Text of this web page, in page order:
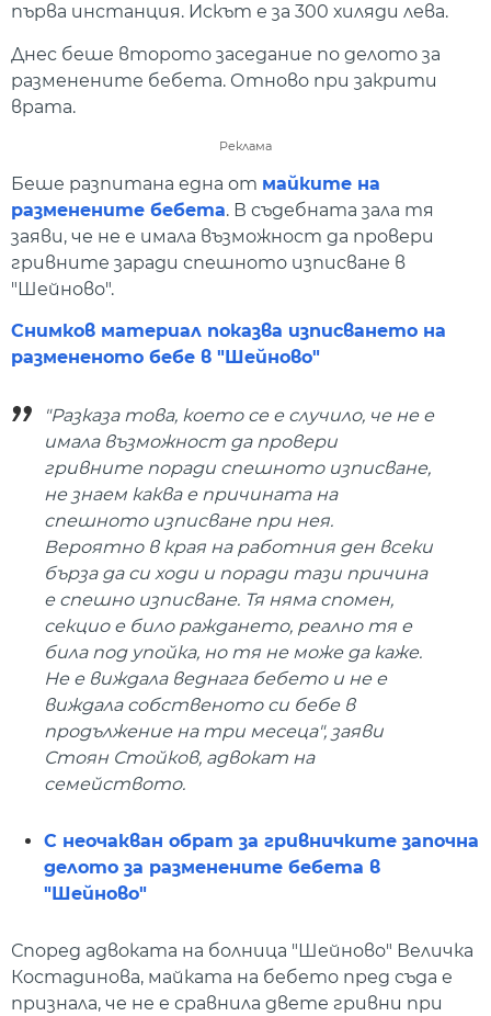
първа инстанция. Искът е за 300 хиляди лева.
Днес беше второто заседание по делото за
разменените бебета. Отново при закрити
врата.
Реклама
Беше разпитана една от майките на
разменените бебета. В съдебната зала тя
заяви, че не е имала възможност да провери
гривните заради спешното изписване в
"Шейново".
Снимков материал показва изписването на
размененото бебе в "Шейново"
"Разказа това, което се е случило, че не е
имала възможност да провери
гривните поради спешното изписване,
не знаем каква е причината на
спешното изписване при нея.
Вероятно в края на работния ден всеки
бърза да си ходи и поради тази причина
е спешно изписване. Тя няма спомен,
секцио е било раждането, реално тя е
била под упойка, но тя не може да каже.
Не е виждала веднага бебето и не е
виждала собственото си бебе в
продължение на три месеца", заяви
Стоян Стойков, адвокат на
семейството.
С неочакван обрат за гривничките започна
делото за разменените бебета в
"Шейново"
Според адвоката на болница "Шейново" Величка
Костадинова, майката на бебето пред съда е
признала, че не е сравнила двете гривни при